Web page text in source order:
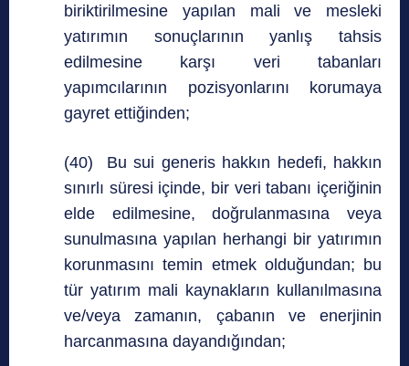
biriktirilmesine yapılan mali ve mesleki
yatırımın sonuçlarının yanlış tahsis
edilmesine karşı veri tabanları
yapımcılarının pozisyonlarını korumaya
gayret ettiğinden;
(40) Bu sui generis hakkın hedefi, hakkın
sınırlı süresi içinde, bir veri tabanı içeriğinin
elde edilmesine, doğrulanmasına veya
sunulmasına yapılan herhangi bir yatırımın
korunmasını temin etmek olduğundan; bu
tür yatırım mali kaynakların kullanılmasına
ve/veya zamanın, çabanın ve enerjinin
harcanmasına dayandığından;